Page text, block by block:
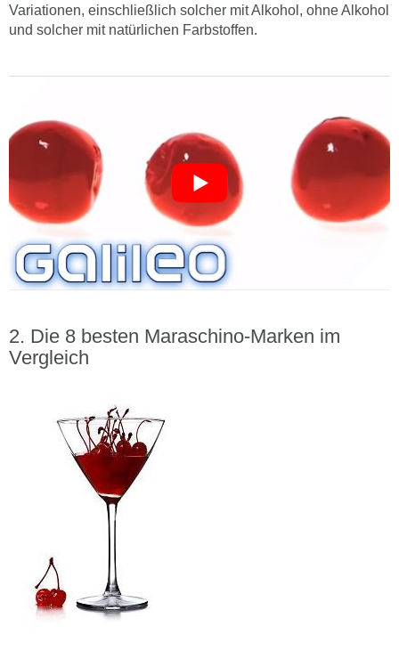
Variationen, einschließlich solcher mit Alkohol, ohne Alkohol
und solcher mit natürlichen Farbstoffen.
Die 8 besten Maraschino-Marken im
Vergleich